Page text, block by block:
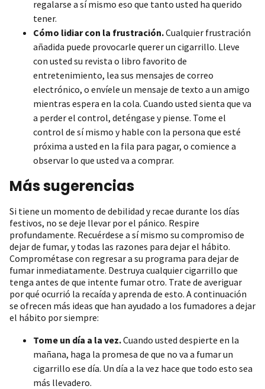
regalarse a sí mismo eso que tanto usted ha querido
tener.
Cómo lidiar con la frustración.Cualquier frustración
añadida puede provocarle querer un cigarrillo. Lleve
con usted su revista o libro favorito de
entretenimiento, lea sus mensajes de correo
electrónico, o envíele un mensaje de texto a un amigo
mientras espera en la cola. Cuando usted sienta que va
a perder el control, deténgase y piense. Tome el
control de sí mismo y hable con la persona que esté
próxima a usted en la fila para pagar, o comience a
observar lo que usted va a comprar.
Más sugerencias
Si tiene un momento de debilidad y recae durante los días
festivos, no se deje llevar por el pánico. Respire
profundamente. Recuérdese a sí mismo su compromiso de
dejar de fumar, y todas las razones para dejar el hábito.
Comprométase con regresar a su programa para dejar de
fumar inmediatamente. Destruya cualquier cigarrillo que
tenga antes de que intente fumar otro. Trate de averiguar
por qué ocurrió la recaída y aprenda de esto. A continuación
se ofrecen más ideas que han ayudado a los fumadores a dejar
el hábito por siempre:
Tome un día a la vez.Cuando usted despierte en la
mañana, haga la promesa de que no va a fumar un
cigarrillo ese día. Un día a la vez hace que todo esto sea
más llevadero.